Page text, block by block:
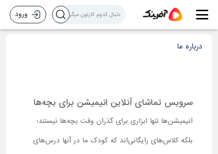
ورود
درباره ما
سرویس تماشای آنلاین انیمیشن برای بچه‌ها
انیمیشن‌ها تنها ابزاری برای گذران وقت بچه‌ها نیستند؛
بلکه کلاس‌های رایگانی‌اند که کودک ما در آنها درس‌های